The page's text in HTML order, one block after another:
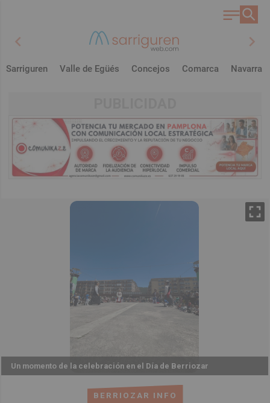
chevron_left chevron_right
Sarriguren Valle de Egüés Concejos Comarca Navarra
BERRIOZAR INFO
Un momento de la celebración en el Día de Berriozar